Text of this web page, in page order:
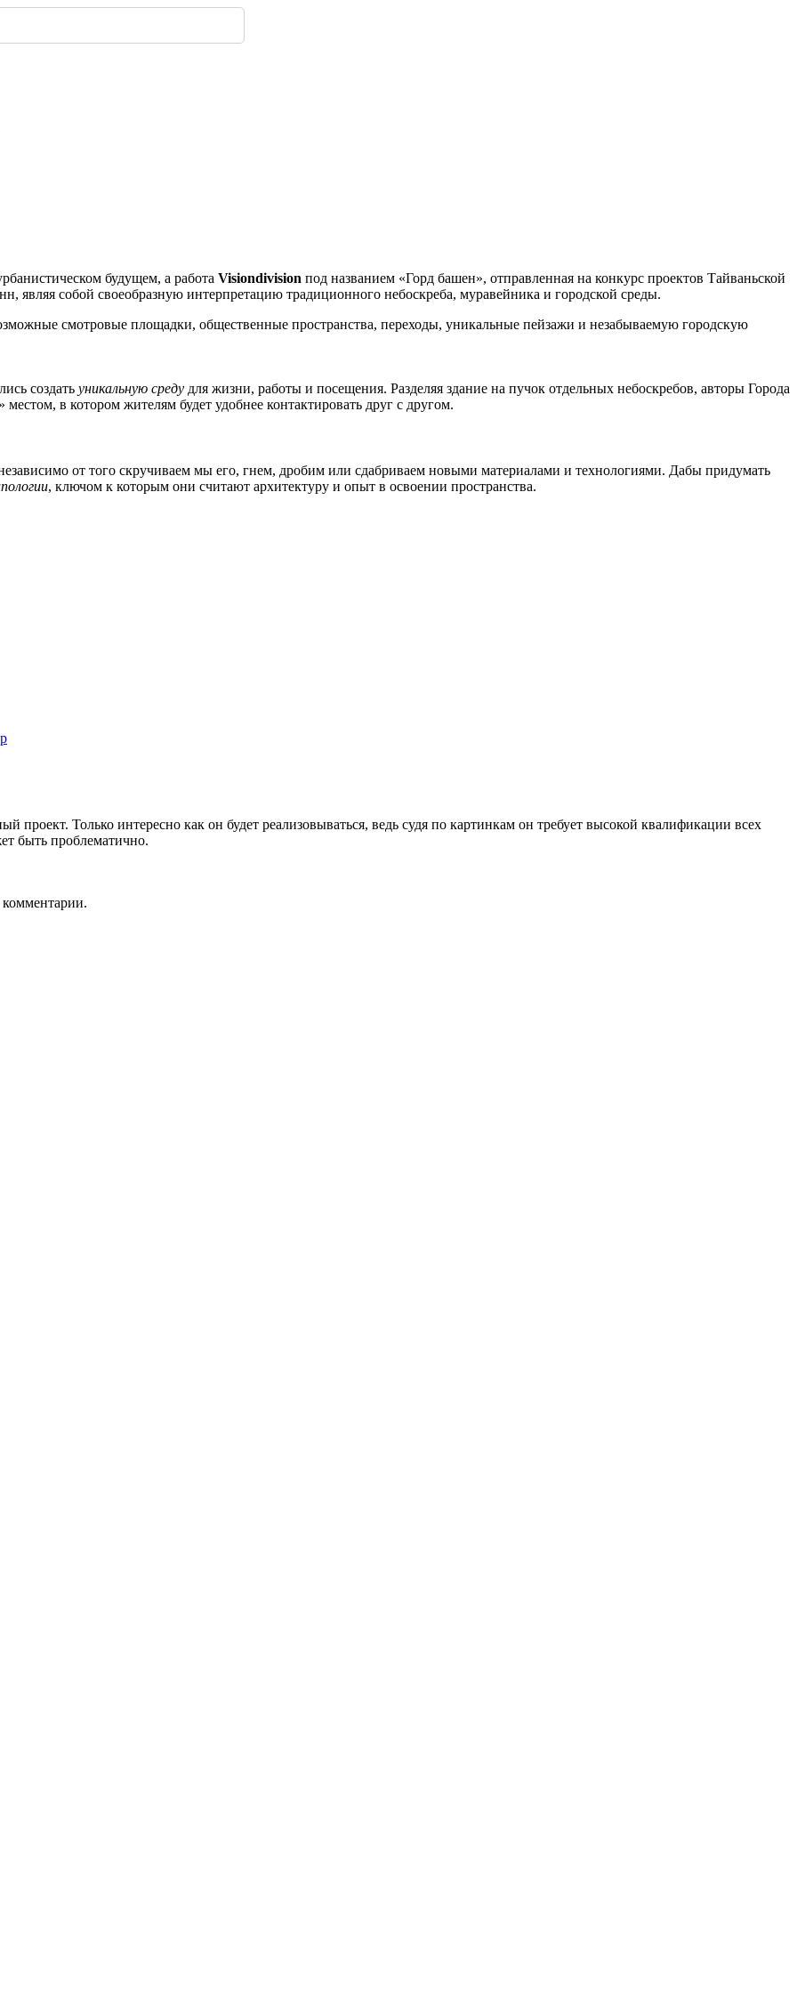
будущем, а работа Visiondivision под названием «Горд башен», отправленная на конкурс проектов Тайваньской
являя собой своеобразную интерпретацию традиционного небоскреба, муравейника и городской среды.
смотровые площадки, общественные пространства, переходы, уникальные пейзажи и незабываемую городскую
создать уникальную среду для жизни, работы и посещения. Разделяя здание на пучок отдельных небоскребов, авторы Города
в котором жителям будет удобнее контактировать друг с другом.
от того скручиваем мы его, гнем, дробим или сдабриваем новыми материалами и технологиями. Дабы придумать
, ключом к которым они считают архитектуру и опыт в освоении пространства.
проект. Только интересно как он будет реализовываться, ведь судя по картинкам он требует высокой квалификации всех
быть проблематично.
комментарии.